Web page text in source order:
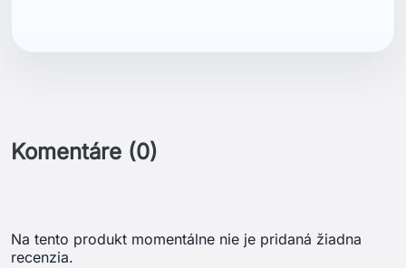
Komentáre (0)
Na tento produkt momentálne nie je pridaná žiadna
recenzia.